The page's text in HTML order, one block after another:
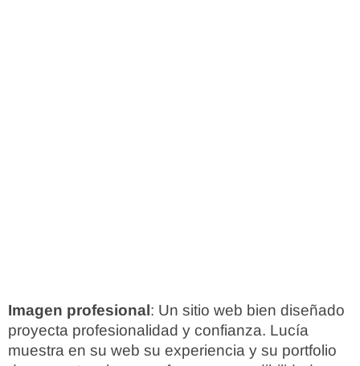
Imagen profesional: Un sitio web bien diseñado
proyecta profesionalidad y confianza. Lucía
muestra en su web su experiencia y su portfolio